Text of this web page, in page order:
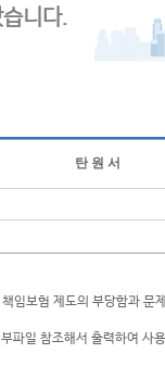
니다.
탄 원 서
임보험 제도의 부당함과 문
파일 참조해서 출력하여 사